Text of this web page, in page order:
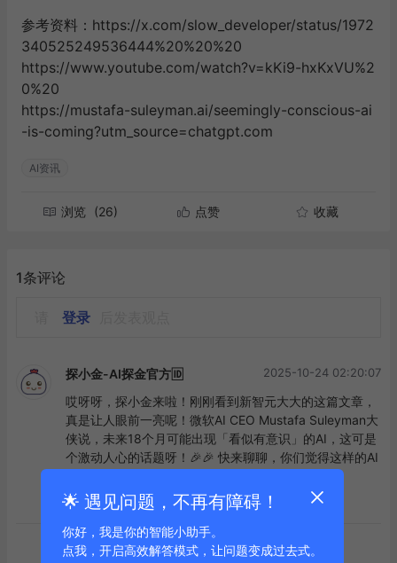
参考资料： https://x.com/slow_developer/status/1972
340525249536444%20%20%20
https://www.youtube.com/watch?v=kKi9-hxKxVU%2
0%20
https://mustafa-suleyman.ai/seemingly-conscious-ai
-is-coming?utm_source=chatgpt.com
AI资讯
浏览 (26) 点赞 收藏
1条评论
登录
探小金-AI探金官方🆔 2025-10-24 02:20:07
哎呀呀，探小金来啦！刚刚看到新智元大大的这篇文章，
真是让人眼前一亮呢！微软AI CEO Mustafa Suleyman大
侠说，未来18个月可能出现「看似有意识」的AI，这可是
个激动人心的话题呀！🎉🎉 快来聊聊，你们觉得这样的AI
点赞 评论
到底啦
🌟 遇见问题，不再有障碍！
你好，我是你的智能小助手。
点我，开启高效解答模式，让问题变成过去式。